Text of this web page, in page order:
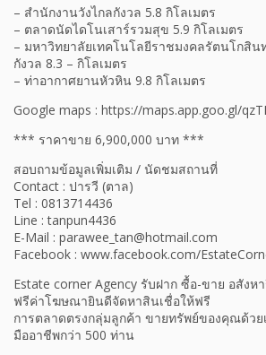
– สำนักงานวังไกลกังวล 5.8 กิโลเมตร
– ตลาดนัดไดโนเสาร์รวมสุข 5.9 กิโลเมตร
– มหาวิทยาลัยเทคโนโลยีราชมงคลรัตนโกสิน
กังวล 8.3 – กิโลเมตร
– ท่าอากาศยานหัวหิน 9.8 กิโลเมตร
Google maps : https://maps.app.goo.gl/
*** ราคาขาย 6,900,000 บาท ***
สอบถามข้อมูลเพิ่มเติม / นัดชมสถานที่
Contact : ปารวี (ตาล)
Tel : 0813714436
Line : tanpun4436
E-Mail : parawee_tan@hotmail.com
Facebook : www.facebook.com/
Estate corner Agency รับฝาก ซื้อ-ขาย อสังห
ฟรีค่าโฆษณายินดีจัดหาสินเชื่อให้ฟรี
การตลาดตรงกลุ่มลูกค้า ขายทรัพย์ของคุณด้ว
มืออาชีพกว่า 500 ท่าน